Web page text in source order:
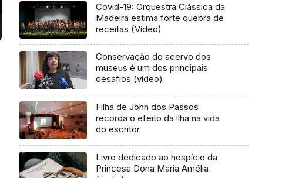
Covid-19: Orquestra Clássica da
Madeira estima forte quebra de
receitas (Vídeo)
Conservação do acervo dos
museus é um dos principais
desafios (vídeo)
Filha de John dos Passos
recorda o efeito da ilha na vida
do escritor
Livro dedicado ao hospício da
Princesa Dona Maria Amélia